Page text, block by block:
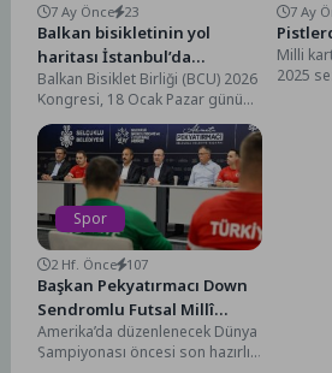
7 Ay Önce 23
Balkan bisikletinin yol
haritası İstanbul’da
şekillenecek…
Balkan Bisiklet Birliği (BCU) 2026
Kongresi, 18 Ocak Pazar günü
İstanbul’da gerçekleştirilecek.
Kongreye, Türkiye Bisiklet...
7 Ay
Milli
2025
Spor
2 Hf. Önce 107
Başkan Pekyatırmacı Down
Sendromlu Futsal Millî
Takımı ile Bir Araya Geldi
Amerika’da düzenlenecek Dünya
Şampiyonası öncesi son hazırlık